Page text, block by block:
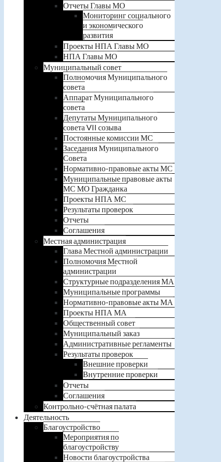
Отчеты Главы МО
Мониторинг социального
и экономического
развития
Проекты НПА Главы МО
НПА Главы МО
Муниципальный совет
Полномочия Муниципального
совета
Аппарат Муниципального
совета
Депутаты Муниципального
совета VII созыва
Постоянные комиссии МС
Заседания Муниципального
Совета
Нормативно-правовые акты МС
Муниципальные правовые акты
МС МО Гражданка
Проекты НПА МС
Результаты проверок
Отчеты
Соглашения
Местная администрация
Глава Местной администрации
Полномочия Местной
администрации
Структурные подразделения МА
Муниципальные программы
Нормативно-правовые акты МА
Проекты НПА МА
Общественный совет
Муниципальный заказ
Административные регламенты
Результаты проверок
Внешние проверки
Внутренние проверки
Отчеты
Соглашения
Контрольно-счётная палата
Деятельность
Благоустройство
Мероприятия по
благоустройству
Новости благоустройства